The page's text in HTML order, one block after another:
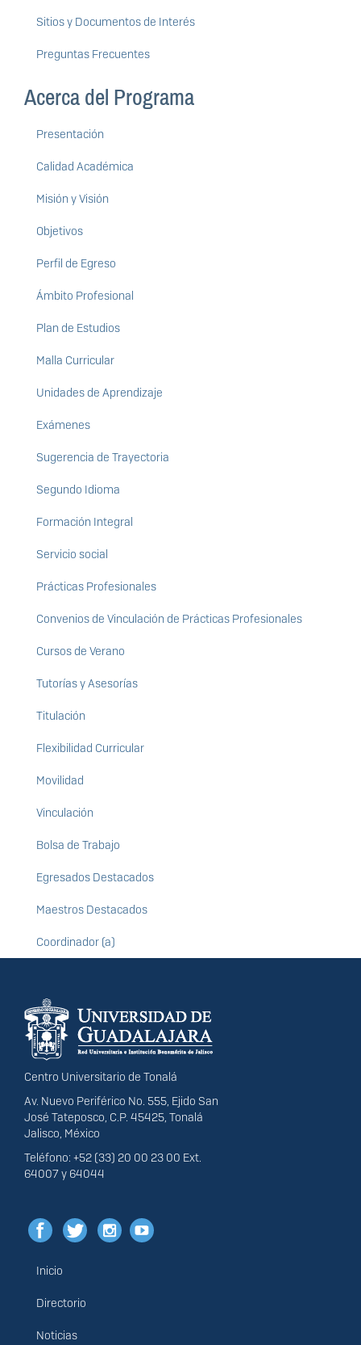
Sitios y Documentos de Interés
Preguntas Frecuentes
Acerca del Programa
Presentación
Calidad Académica
Misión y Visión
Objetivos
Perfil de Egreso
Ámbito Profesional
Plan de Estudios
Malla Curricular
Unidades de Aprendizaje
Exámenes
Sugerencia de Trayectoria
Segundo Idioma
Formación Integral
Servicio social
Prácticas Profesionales
Convenios de Vinculación de Prácticas Profesionales
Cursos de Verano
Tutorías y Asesorías
Titulación
Flexibilidad Curricular
Movilidad
Vinculación
Bolsa de Trabajo
Egresados Destacados
Maestros Destacados
Coordinador (a)
Información del
portal
Centro Universitario de Tonalá
Av. Nuevo Periférico No. 555, Ejido San
José Tateposco, C.P. 45425, Tonalá
Jalisco, México
Teléfono: +52 (33) 20 00 23 00 Ext.
64007 y 64044
Menú
principal
Inicio
Directorio
Noticias